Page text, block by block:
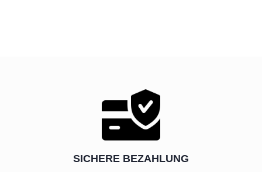
SICHERE BEZAHLUNG